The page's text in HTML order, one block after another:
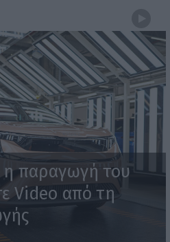
η παραγωγή του
Video από τη